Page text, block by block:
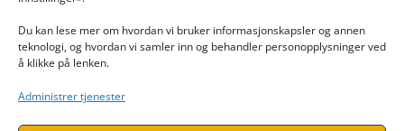
Du kan lese mer om hvordan vi bruker informasjonskapsler og annen
teknologi, og hvordan vi samler inn og behandler personopplysninger ved
å klikke på lenken.
Administrer tjenester
INFORMASJON